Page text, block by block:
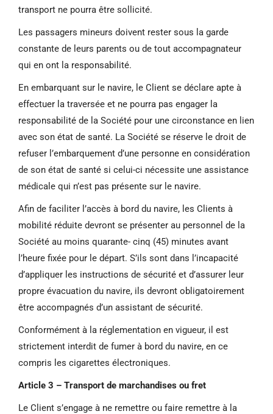
transport ne pourra être sollicité.
Les passagers mineurs doivent rester sous la garde
constante de leurs parents ou de tout accompagnateur
qui en ont la responsabilité.
En embarquant sur le navire, le Client se déclare apte à
effectuer la traversée et ne pourra pas engager la
responsabilité de la Société pour une circonstance en lien
avec son état de santé. La Société se réserve le droit de
refuser l’embarquement d’une personne en considération
de son état de santé si celui-ci nécessite une assistance
médicale qui n’est pas présente sur le navire.
Afin de faciliter l’accès à bord du navire, les Clients à
mobilité réduite devront se présenter au personnel de la
Société au moins quarante- cinq (45) minutes avant
l’heure fixée pour le départ. S’ils sont dans l’incapacité
d’appliquer les instructions de sécurité et d’assurer leur
propre évacuation du navire, ils devront obligatoirement
être accompagnés d’un assistant de sécurité.
Conformément à la réglementation en vigueur, il est
strictement interdit de fumer à bord du navire, en ce
compris les cigarettes électroniques.
Article 3 – Transport de marchandises ou fret
Le Client s’engage à ne remettre ou faire remettre à la